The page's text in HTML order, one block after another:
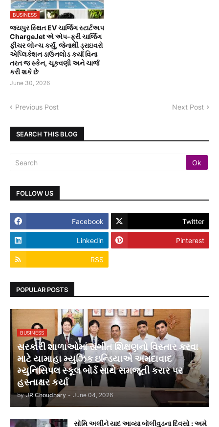
BUSINESS
જયપુર સ્થિત EV ચાર્જિંગ સ્ટાર્ટઅપ
ChargeJet એ એપ-ફ્રી ચાર્જિંગ
ફીચર લોન્ચ કર્યું, જેનાથી ડ્રાઇવરો
એપ્લિકેશન ડાઉનલોડ કર્યા વિના
તરત જ સ્કેન, ચૂકવણી અને ચાર્જ
કરી શકે છે
June 30, 2026
Previous Post Next Post
SEARCH THIS BLOG
FOLLOW US
Facebook Twitter
Linkedin Pinterest
RSS
POPULAR POSTS
BUSINESS
સરકારી શાળાઓમાં સંગીત શિક્ષણનો વિસ્તાર કરવા
માટે યામાહા મ્યુઝિક ઇન્ડિયાએ અમદાવાદ
મ્યુનિસિપલ સ્કૂલ બોર્ડ સાથે સમજૂતી કરાર પર
હસ્તાક્ષર કર્યા
by JR Choudhary - June 04, 2026
સોમિ અલીને યાદ આવ્યા બૉલીવુડના દિવસો : અમે